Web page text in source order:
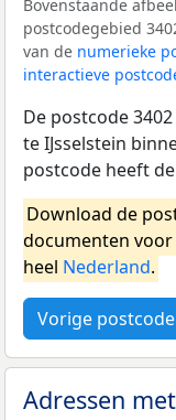
Bovenstaande
postcodegebied
van de numerieke
interactieve
De postcode
te IJsselstein
postcode heeft
Download de
documenten voor
heel Nederland.
Vorige postcode
Adressen